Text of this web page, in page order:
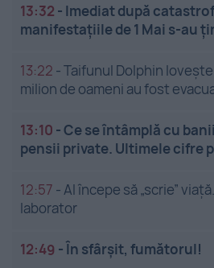
13:32 - Imediat după
manifestațiile de 1 Mai s-au
13:22 -Taifunul Dolphin
milion de oameni au fost
13:10 -Ce se întâmplă cu
pensii private. Ultimele cifre
12:57 -AI începe să „scrie”
laborator
12:49 -În sfârșit, fumătorul!